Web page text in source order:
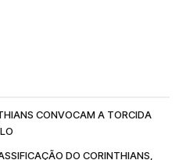
CONVOCAM A TORCIDA
DO CORINTHIANS,